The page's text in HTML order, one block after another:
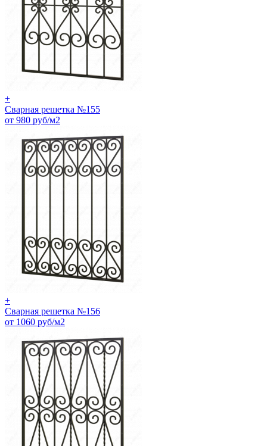
+
Сварная решетка №155
от 980 руб/м2
+
Сварная решетка №156
от 1060 руб/м2